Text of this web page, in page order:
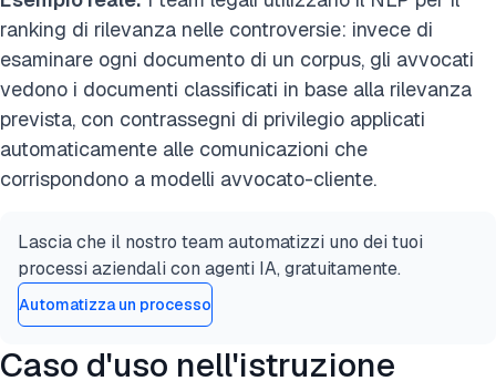
ranking di rilevanza nelle controversie: invece di
esaminare ogni documento di un corpus, gli avvocati
vedono i documenti classificati in base alla rilevanza
prevista, con contrassegni di privilegio applicati
automaticamente alle comunicazioni che
corrispondono a modelli avvocato-cliente.
Lascia che il nostro team automatizzi uno dei tuoi
processi aziendali con agenti IA, gratuitamente.
Automatizza un processo
Caso d'uso nell'istruzione